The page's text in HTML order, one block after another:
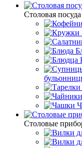
Столовая посуда
Cтоловые